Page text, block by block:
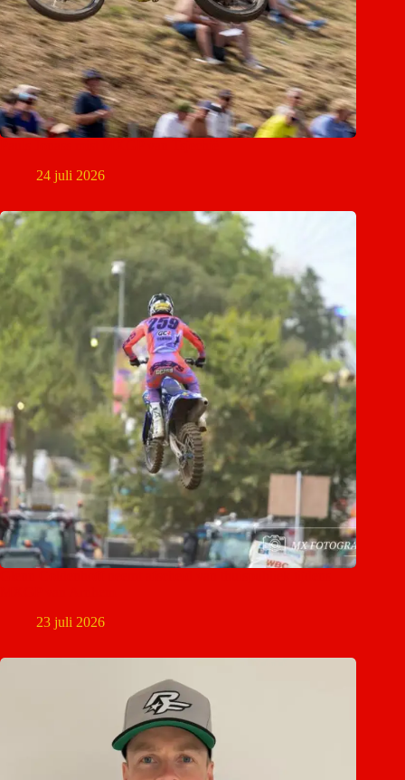
24 juli 2026
23 juli 2026